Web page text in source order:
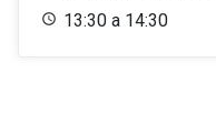
13:30 a 14:30